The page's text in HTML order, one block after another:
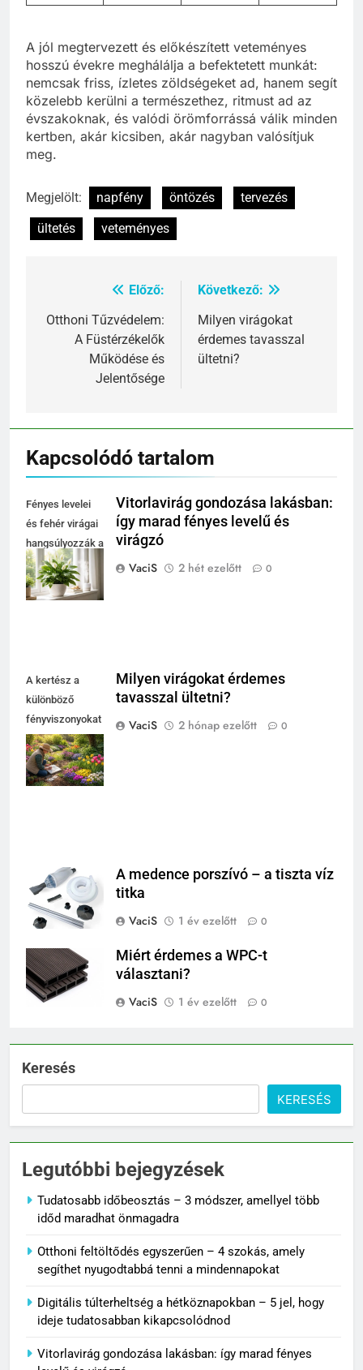
A jól megtervezett és előkészített veteményes
hosszú évekre meghálálja a befektetett munkát:
nemcsak friss, ízletes zöldségeket ad, hanem segít
közelebb kerülni a természethez, ritmust ad az
évszakoknak, és valódi örömforrássá válik minden
kertben, akár kicsiben, akár nagyban valósítjuk
meg.
Megjelölt: napfény öntözés
tervezés
ültetés
veteményes
Bejegyzés
navigáció
Előző:
Otthoni Tűzvédelem:
A Füstérzékelők
Működése és
Jelentősége
Következő:
Milyen virágokat
érdemes tavasszal
ültetni?
Kapcsolódó tartalom
Fényes levelei
és fehér virágai
hangsúlyozzák a
lakás elegáns
megjelenését.
Vitorlavirág gondozása lakásban:
így marad fényes levelű és
virágzó
VaciS
2 hét ezelőtt 0
A kertész a
különböző
fényviszonyokat
figyelembe véve
tervezi a tavaszi
virágültetést.
Milyen virágokat érdemes
tavasszal ültetni?
VaciS
2 hónap ezelőtt 0
A medence porszívó – a tiszta víz
titka
VaciS
1 év ezelőtt 0
Miért érdemes a WPC-t
választani?
VaciS
1 év ezelőtt 0
Keresés
KERESÉS
Legutóbbi bejegyzések
Tudatosabb időbeosztás – 3 módszer, amellyel több
időd maradhat önmagadra
Otthoni feltöltődés egyszerűen – 4 szokás, amely
segíthet nyugodtabbá tenni a mindennapokat
Digitális túlterheltség a hétköznapokban – 5 jel, hogy
ideje tudatosabban kikapcsolódnod
Vitorlavirág gondozása lakásban: így marad fényes